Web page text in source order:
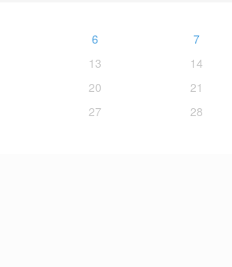
6 7
13 14
20 21
27 28